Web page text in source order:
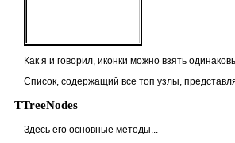
Как я и говорил, иконки можно взять
Список, содержащий все топ узлы,
TTreeNodes
Здесь его основные методы...